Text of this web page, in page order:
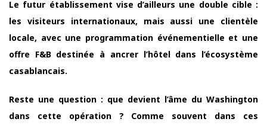
Le futur établissement vise d’ailleurs une double cible :
les visiteurs internationaux, mais aussi une clientèle
locale, avec une programmation événementielle et une
offre F&B destinée à ancrer l’hôtel dans l’écosystème
casablancais.
Reste une question : que devient l’âme du Washington
dans cette opération ? Comme souvent dans ces